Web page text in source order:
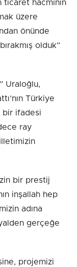
ticaret hacminin
üzere
önünde
olduk”
Uraloğlu,
Türkiye
bir ifadesi
ray
bir prestij
inşallah hep
adına
gerçeğe
projemizi